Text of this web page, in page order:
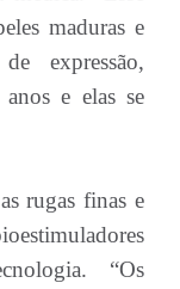
maduras e
expressão,
e elas se
rugas finas e
“Os